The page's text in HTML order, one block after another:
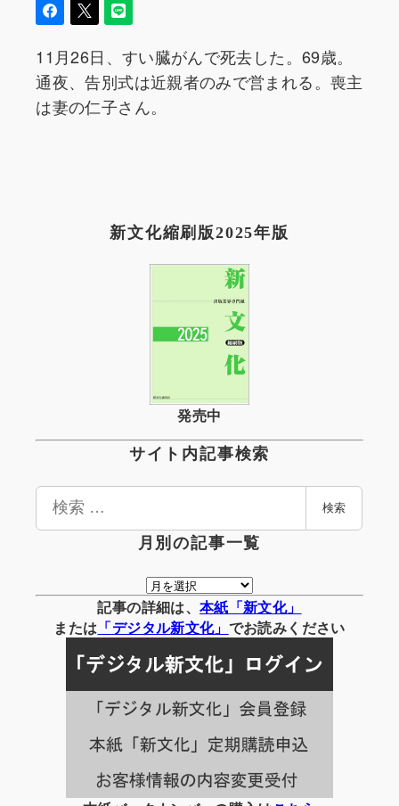
11月26日、すい臓がんで死去した。69歳。
通夜、告別式は近親者のみで営まれる。喪主
は妻の仁子さん。
新文化縮刷版2025年版
発売中
サイト内記事検索
検
検索
月別の記事一覧
月
別
の
事
一
覧
記事の詳細は、 本紙「新文化」
または 「デジタル新文化」 でお読みください